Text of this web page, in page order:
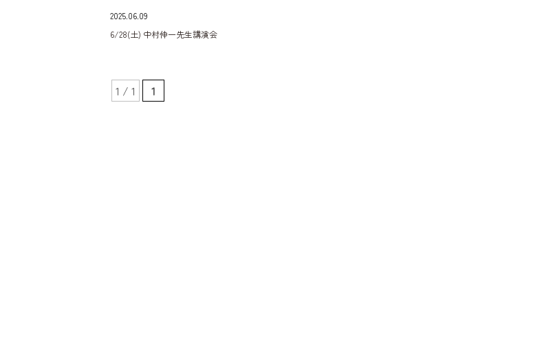
2025.06.09
6/28(土) 中村伸一先生講演会
1 / 1 1